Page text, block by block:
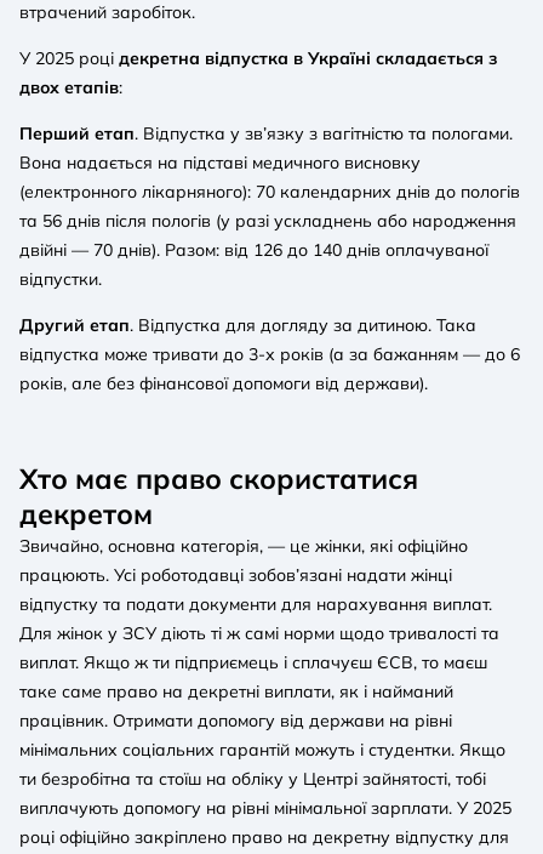
втрачений заробіток.
У 2025 році декретна відпустка в Україні складається з
двох етапів:
Перший етап. Відпустка у зв’язку з вагітністю та пологами.
Вона надається на підставі медичного висновку
(електронного лікарняного): 70 календарних днів до пологів
та 56 днів після пологів (у разі ускладнень або народження
двійні — 70 днів). Разом: від 126 до 140 днів оплачуваної
відпустки.
Другий етап. Відпустка для догляду за дитиною. Така
відпустка може тривати до 3-х років (а за бажанням — до 6
років, але без фінансової допомоги від держави).
Хто має право скористатися
декретом
Звичайно, основна категорія, — це жінки, які офіційно
працюють. Усі роботодавці зобов’язані надати жінці
відпустку та подати документи для нарахування виплат.
Для жінок у ЗСУ діють ті ж самі норми щодо тривалості та
виплат. Якщо ж ти підприємець і сплачуєш ЄСВ, то маєш
таке саме право на декретні виплати, як і найманий
працівник. Отримати допомогу від держави на рівні
мінімальних соціальних гарантій можуть і студентки. Якщо
ти безробітна та стоїш на обліку у Центрі зайнятості, тобі
виплачують допомогу на рівні мінімальної зарплати. У 2025
році офіційно закріплено право на декретну відпустку для